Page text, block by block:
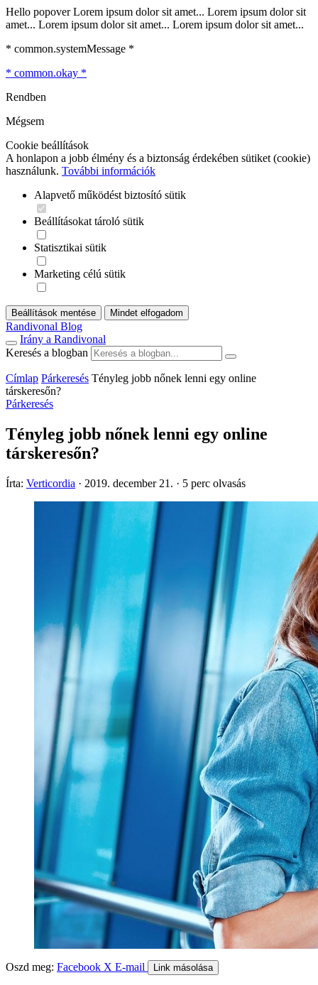
Hello popover Lorem ipsum dolor sit amet... Lorem ipsum dolor sit
amet... Lorem ipsum dolor sit amet... Lorem ipsum dolor sit amet...
* common.systemMessage *
* common.okay *
Rendben
Mégsem
Cookie beállítások
A honlapon a jobb élmény és a biztonság érdekében sütiket (cookie)
használunk. További információk
Alapvető működést biztosító sütik
Beállításokat tároló sütik
Statisztikai sütik
Marketing célú sütik
Beállítások mentése Mindet elfogadom
Randivonal Blog
Irány a Randivonal
Keresés a blogban
Címlap Párkeresés Tényleg jobb nőnek lenni egy online
társkeresőn?
Párkeresés
Tényleg jobb nőnek lenni egy online
társkeresőn?
Írta: Verticordia · 2019. december 21. · 5 perc olvasás
Oszd meg: Facebook X E-mail Link másolása